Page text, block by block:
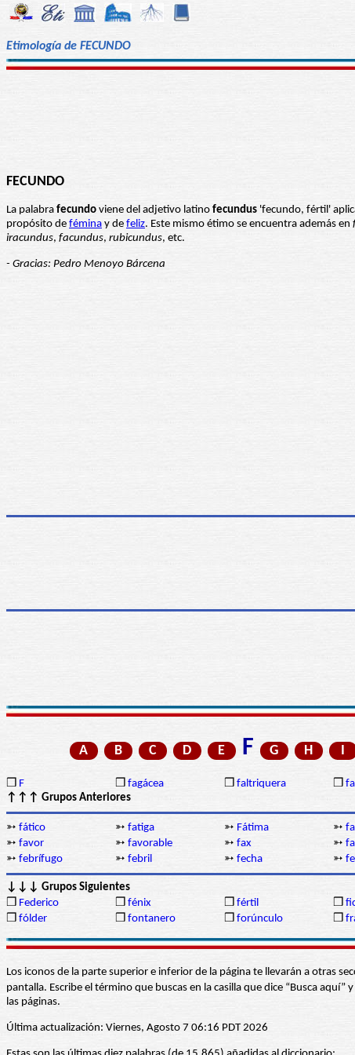
Etimología de FECUNDO
FECUNDO
La palabra fecundo viene del adjetivo latino fecundus 'fecundo, fértil'
propósito de fémina y de feliz. Este mismo étimo se encuentra además en
iracundus, facundus, rubicundus, etc.
- Gracias: Pedro Menoyo Bárcena
A B C D E F G H I
❒ F ❒ fagácea ❒ faltriquera ❒
↑↑↑ Grupos Anteriores
➳ fático ➳ fatiga ➳ Fátima ➳
➳ favor ➳ favorable ➳ fax ➳
➳ febrífugo ➳ febril ➳ fecha ➳
↓↓↓ Grupos Siguientes
❒ Federico ❒ fénix ❒ fértil ❒
❒ fólder ❒ fontanero ❒ forúnculo ❒
Los iconos de la parte superior e inferior de la página te llevarán a otras
pantalla. Escribe el término que buscas en la casilla que dice “Busca
las páginas.
Última actualización: Viernes, Agosto 7 06:16 PDT 2026